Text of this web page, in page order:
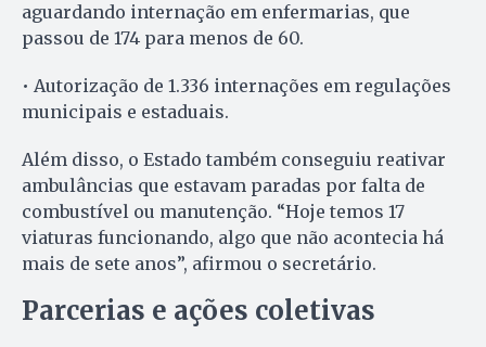
aguardando internação em enfermarias, que
passou de 174 para menos de 60.
• Autorização de 1.336 internações em regulações
municipais e estaduais.
Além disso, o Estado também conseguiu reativar
ambulâncias que estavam paradas por falta de
combustível ou manutenção. “Hoje temos 17
viaturas funcionando, algo que não acontecia há
mais de sete anos”, afirmou o secretário.
Parcerias e ações coletivas